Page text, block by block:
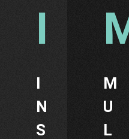
I
N
S
M
U
L